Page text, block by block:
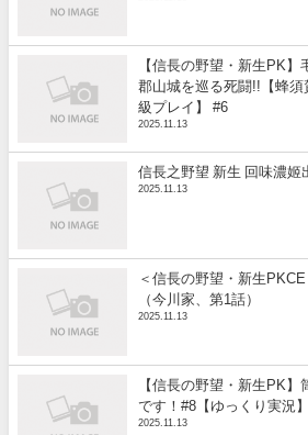
【信長の野望・新生PK】
郡山城を巡る死闘!!【蜂
級プレイ】 #6
2025.11.13
信長之野望 新生 回味濃姬
2025.11.13
＜信長の野望・新生
（今川家、第1話）
2025.11.13
【信長の野望・新生PK
です！#8【ゆっくり実況】
2025.11.13